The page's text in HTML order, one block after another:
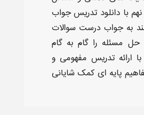
نهمبا دانلود تدریس جواب
بهجوابدرست سوالات
مسئله را گام به گام
ارائه تدریس مفهومی و
پایه ای کمک شایانی